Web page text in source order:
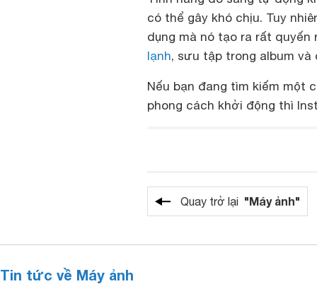
có thể gây khó chịu. Tuy
dụng mà nó tạo ra rất
lạnh, sưu tập trong album và
Nếu bạn đang tìm kiếm một
phong cách khởi động thì
Quay trở lại "Máy ảnh"
Tin tức về Máy ảnh